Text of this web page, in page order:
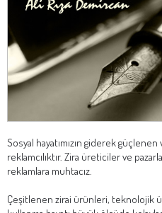
Sosyal hayatımızın giderek
reklamcılıktır. Zira üreticiler ve
reklamlara muhtacız.
Çeşitlenen zirai ürünleri, teknolojik